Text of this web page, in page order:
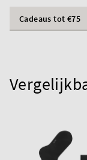
Cadeaus tot €75